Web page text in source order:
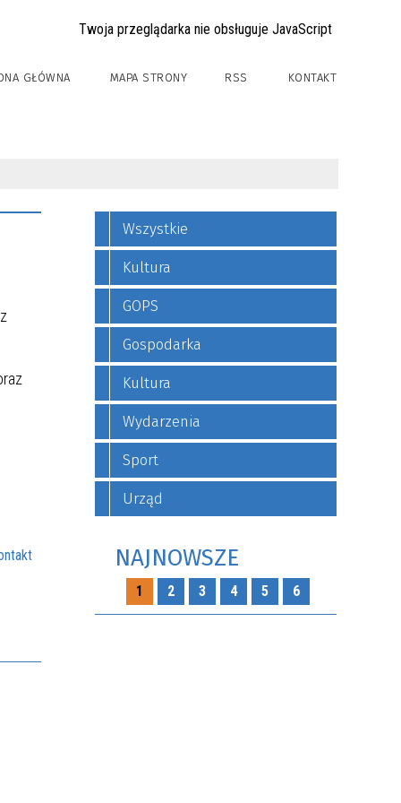
Twoja przeglądarka nie obsługuje JavaScript
GŁÓWNA MAPA STRONY RSS KONTAKT
Wszystkie
Kultura
GOPS
Gospodarka
Kultura
Wydarzenia
Sport
Urząd
NAJNOWSZE
1 2 3 4 5 6